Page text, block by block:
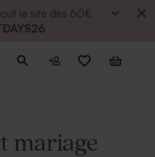
le site dès 60€
mariage